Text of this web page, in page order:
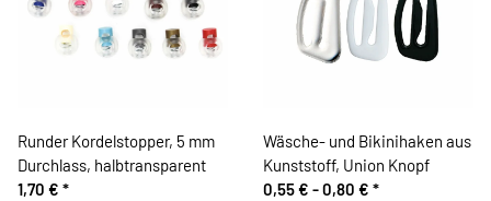
Runder Kordelstopper, 5 mm
Durchlass, halbtransparent
1,70 € *
Wäsche- und Bikinihaken aus
Kunststoff, Union Knopf
0,55 € -0,80 € *